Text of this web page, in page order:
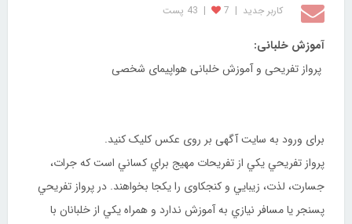
کاربر جديد |
7
| 43 پست
آموزش خلبانی:
پرواز تفریحی و آموزش خلبانی هواپیمای شخصی
برای ورود به سایت آگهی بر روی عکس کلیک کنید.
پرواز تفريحي يکي از تفريحات مهيج براي کساني است که جرات،
جسارت، لذت، زيبايي و کنجکاوی را يکجا بخواهند. در پرواز تفريحي
پسنجر يا مسافر نيازي به آموزش ندارد و همراه يکي از خلبانان با